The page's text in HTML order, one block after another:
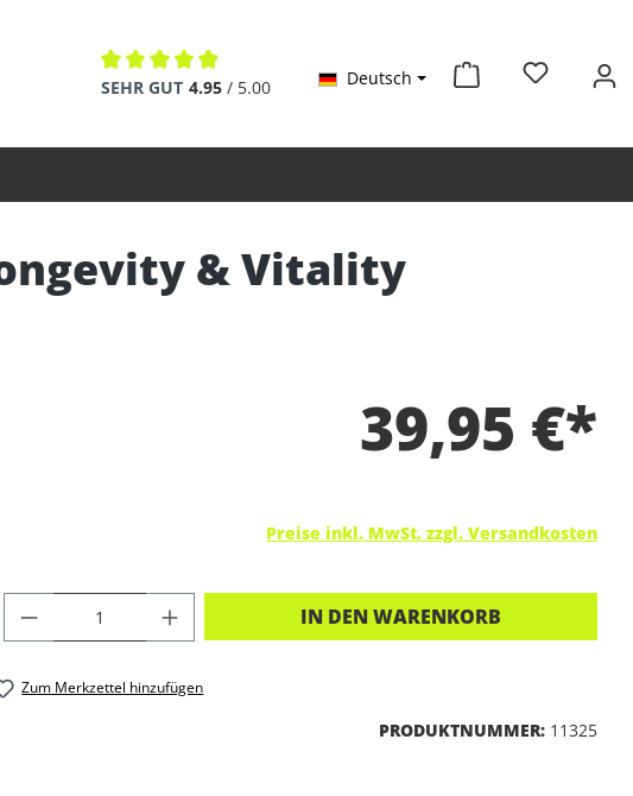
Durchschnittliche Bewertung von 4.9 von 5 Sternen
SEHR GUT 4.95 / 5.00 Deutsch
& Vitality
39,95 €*
Preise inkl. MwSt. zzgl. Versandkosten
PRODUKT ANZAHL: GIB DEN
IN DEN WARENKORB
Zum Merkzettel hinzufügen
PRODUKTNUMMER: 11325